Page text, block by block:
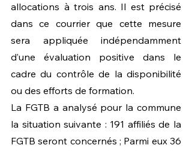
allocations à trois ans. Il est précisé
dans ce courrier que cette mesure
sera appliquée indépendamment
d’une évaluation positive dans le
cadre du contrôle de la disponibilité
ou des efforts de formation.
La FGTB a analysé pour la commune
la situation suivante : 191 affiliés de la
FGTB seront concernés ; Parmi eux 36